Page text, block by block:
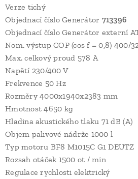
Verze tichý
Objednací číslo Generátor 713396
Objednací číslo Generátor externí
Nom. výstup COP (cos f = 0,8) 400/
Max. celkový proud 578 A
Napětí 230/400 V
Frekvence 50 Hz
Rozměry 4000x1940x2383 mm
Hmotnost 4650 kg
Hladina akustického tlaku 71 dB (A)
Objem palivové nádrže 1000 l
Typ motoru BF8 M1015C G1 DEUTZ
Rozsah otáček 1500 ot / min
Regulace rychlosti elektrický